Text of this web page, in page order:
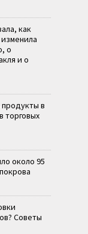
как
о
и о
продукты в
торговых
около 95
Советы